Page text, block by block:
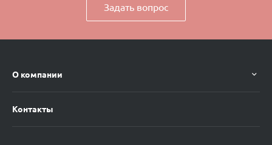
Задать вопрос
О компании
Контакты